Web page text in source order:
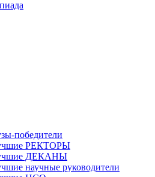
победители
РЕКТОРЫ
ДЕКАНЫ
научные руководители